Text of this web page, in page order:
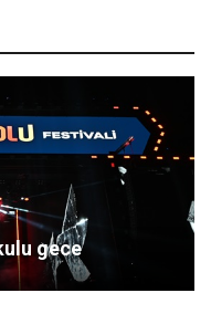
gece